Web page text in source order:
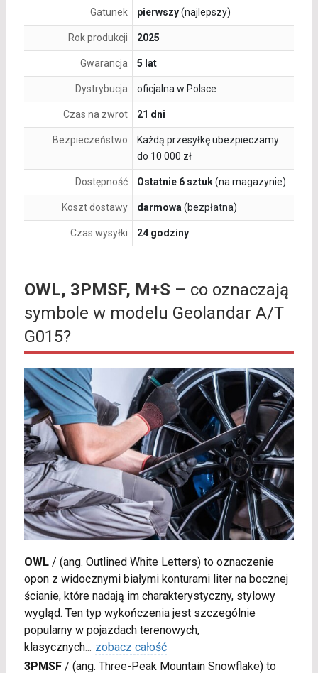
Gatunek pierwszy(najlepszy)
Rok produkcji 2025
Gwarancja 5 lat
Dystrybucja oficjalna w Polsce
Czas na zwrot 21 dni
Bezpieczeństwo
Każdą przesyłkę ubezpieczamy
do 10 000 zł
Dostępność Ostatnie 6 sztuk(na magazynie)
Koszt dostawy darmowa (bezpłatna)
Czas wysyłki 24 godziny
OWL, 3PMSF, M+S – co oznaczają
symbole w modelu Geolandar A/T
G015?
OWL/ (ang. Outlined White Letters) to oznaczenie
opon z widocznymi białymi konturami liter na bocznej
ścianie, które nadają im charakterystyczny, stylowy
wygląd. Ten typ wykończenia jest szczególnie
popularny w pojazdach terenowych,
klasycznych... zobacz całość
3PMSF/ (ang. Three-Peak Mountain Snowflake) to